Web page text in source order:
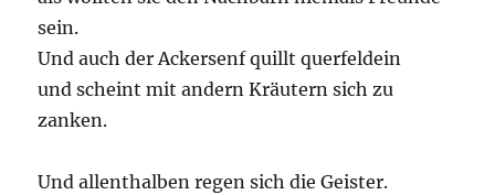
sein.
Und auch der Ackersenf quillt querfeldein
und scheint mit andern Kräutern sich zu
zanken.
Und allenthalben regen sich die Geister.